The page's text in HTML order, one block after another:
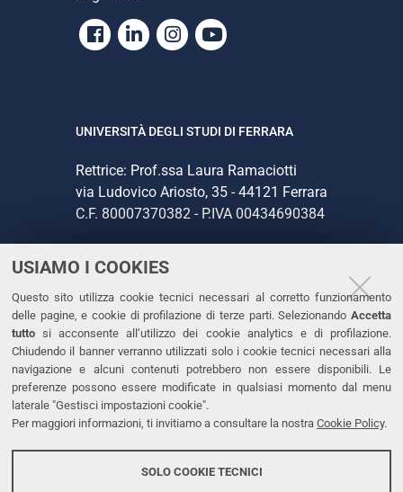
USIAMO I COOKIES
Questo sito utilizza cookie tecnici necessari al corretto funzionamento
delle pagine, e cookie di profilazione di terze parti. Selezionando Accetta
tutto si acconsente all’utilizzo dei cookie analytics e di profilazione.
Chiudendo il banner verranno utilizzati solo i cookie tecnici necessari alla
navigazione e alcuni contenuti potrebbero non essere disponibili. Le
preferenze possono essere modificate in qualsiasi momento dal menu
laterale "Gestisci impostazioni cookie".
Per maggiori informazioni, ti invitiamo a consultare la nostra Cookie Policy.
SOLO COOKIE TECNICI
Facebook
LinkedinInstagram
Youtube
UNIVERSITÀ DEGLI STUDI DI FERRARA
Rettrice: Prof.ssa Laura Ramaciotti
via Ludovico Ariosto, 35 - 44121 Ferrara
C.F. 80007370382 - P.IVA 00434690384
CONTATTI
Tel. +39 0532 293111
Fax. +39 0532 293031
PEC
LINKS
Dichiarazione di accessibilità